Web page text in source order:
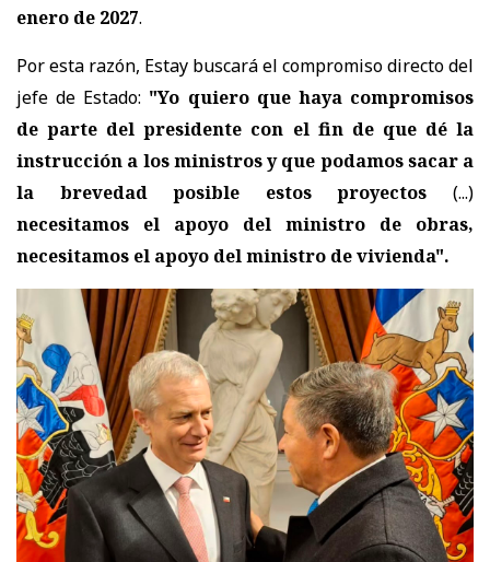
enero de 2027.
Por esta razón, Estay buscará el compromiso directo del
jefe de Estado: "Yo quiero que haya compromisos
de parte del presidente con el fin de que dé la
instrucción a los ministros y que podamos sacar a
la brevedad posible estos proyectos (...)
necesitamos el apoyo del ministro de obras,
necesitamos el apoyo del ministro de vivienda".